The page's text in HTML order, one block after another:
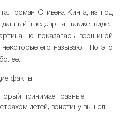
роман Стивена Кинга, из под
шедевр, а также видел
не показалась вершиной
его называют. Но это
факты:
принимает разные
детей, воистину вышел